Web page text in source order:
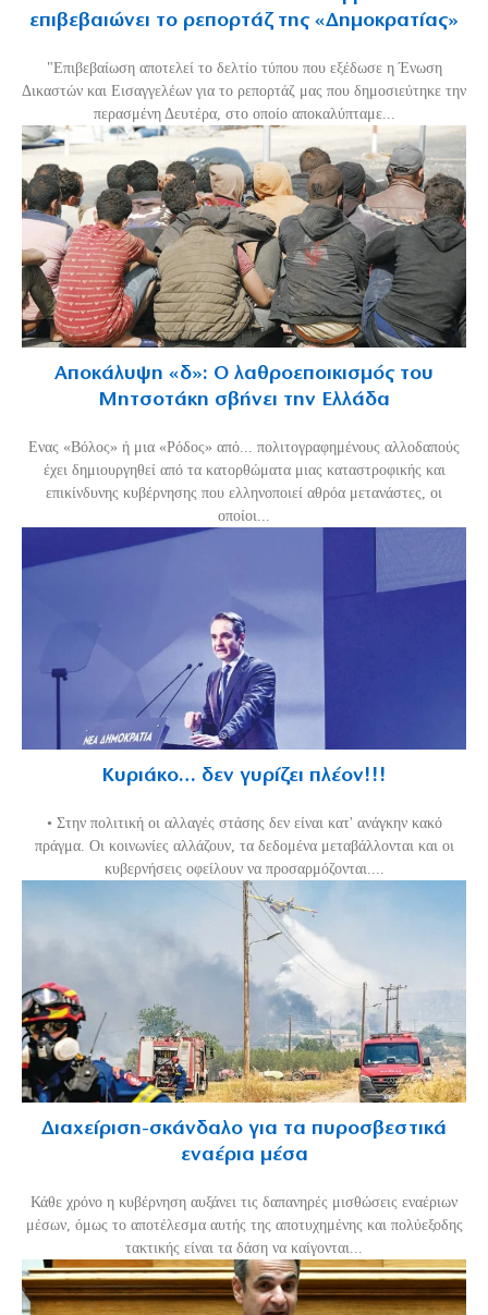
επιβεβαιώνει το ρεπορτάζ της «Δημοκρατίας»
"Επιβεβαίωση αποτελεί το δελτίο τύπου που εξέδωσε η Ένωση
Δικαστών και Εισαγγελέων για το ρεπορτάζ μας που δημοσιεύτηκε την
περασμένη Δευτέρα, στο οποίο αποκαλύπταμε...
Αποκάλυψη «δ»: Ο λαθροεποικισμός του
Μητσοτάκη σβήνει την Ελλάδα
Ενας «Βόλος» ή μια «Ρόδος» από... πολιτογραφημένους αλλοδαπούς
έχει δημιουργηθεί από τα κατορθώματα μιας καταστροφικής και
επικίνδυνης κυβέρνησης που ελληνοποιεί αθρόα μετανάστες, οι
οποίοι...
Κυριάκο… δεν γυρίζει πλέον!!!
• Στην πολιτική οι αλλαγές στάσης δεν είναι κατ' ανάγκην κακό
πράγμα. Οι κοινωνίες αλλάζουν, τα δεδομένα μεταβάλλονται και οι
κυβερνήσεις οφείλουν να προσαρμόζονται....
Διαχείριση-σκάνδαλο για τα πυροσβεστικά
εναέρια μέσα
Κάθε χρόνο η κυβέρνηση αυξάνει τις δαπανηρές μισθώσεις εναέριων
μέσων, όμως το αποτέλεσμα αυτής της αποτυχημένης και πολύεξοδης
τακτικής είναι τα δάση να καίγονται...